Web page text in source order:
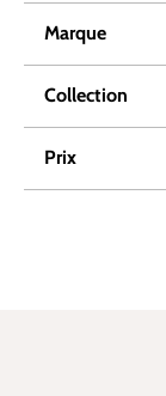
Marque
Collection
Prix